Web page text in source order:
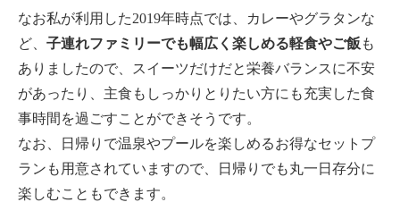
なお私が利用した2019年時点では、カレーやグラタンな
ど、 子連れファミリーでも幅広く楽しめる軽食やご飯も
ありましたので、スイーツだけだと栄養バランスに不安
があったり、主食もしっかりとりたい方にも充実した食
事時間を過ごすことができそうです。
なお、日帰りで温泉やプールを楽しめるお得なセットプ
ランも用意されていますので、日帰りでも丸一日存分に
楽しむこともできます。